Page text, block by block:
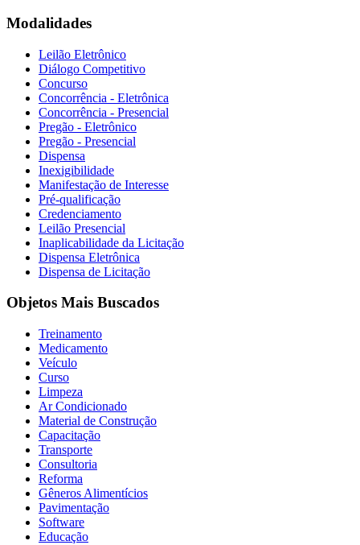
Modalidades
Leilão Eletrônico
Diálogo Competitivo
Concurso
Concorrência - Eletrônica
Concorrência - Presencial
Pregão - Eletrônico
Pregão - Presencial
Dispensa
Inexigibilidade
Manifestação de Interesse
Pré-qualificação
Credenciamento
Leilão Presencial
Inaplicabilidade da Licitação
Dispensa Eletrônica
Dispensa de Licitação
Objetos Mais Buscados
Treinamento
Medicamento
Veículo
Curso
Limpeza
Ar Condicionado
Material de Construção
Capacitação
Transporte
Consultoria
Reforma
Gêneros Alimentícios
Pavimentação
Software
Educação